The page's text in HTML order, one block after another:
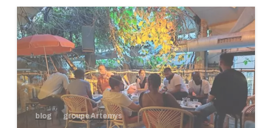
blog groupe Artemys